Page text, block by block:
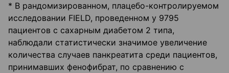
* В рандомизированном, плацебо-контролируемом
исследовании FIELD, проведенном у 9795
пациентов с сахарным диабетом 2 типа,
наблюдали статистически значимое увеличение
количества случаев панкреатита среди пациентов,
принимавших фенофибрат, по сравнению с